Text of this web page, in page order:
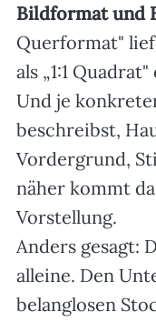
Bildformat und
Querformat"
als „1:1
Und je
beschreibst,
Vordergrund,
näher kommt
Vorstellung.
Anders gesagt:
alleine. Den
belanglosen